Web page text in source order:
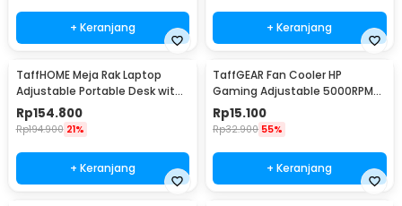
+ Keranjang + Keranjang
TaffHOME Meja Rak Laptop
Adjustable Portable Desk with 1
Rack - ND03
Rp154.800
Rp194.900 21%
+ Keranjang
TaffGEAR Fan Cooler HP
Gaming Adjustable 5000RPM
Kipas Pendingin 5V - G6
Rp15.100
Rp32.900 55%
+ Keranjang